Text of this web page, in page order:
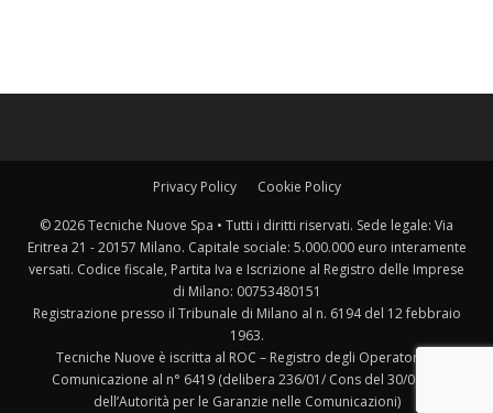
Privacy Policy Cookie Policy
© 2026 Tecniche Nuove Spa • Tutti i diritti riservati. Sede legale: Via
Eritrea 21 - 20157 Milano. Capitale sociale: 5.000.000 euro interamente
versati. Codice fiscale, Partita Iva e Iscrizione al Registro delle Imprese
di Milano: 00753480151
Registrazione presso il Tribunale di Milano al n. 6194 del 12 febbraio
1963.
Tecniche Nuove è iscritta al ROC – Registro degli Operatori di
Comunicazione al n° 6419 (delibera 236/01/ Cons del 30/06/01
dell’Autorità per le Garanzie nelle Comunicazioni)